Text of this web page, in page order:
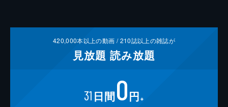
420,000本以上の動画 /210誌以上の雑誌が
見放題 読み放題
31 日間0円 ※